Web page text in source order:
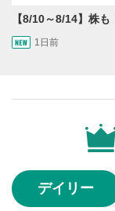
1日前
デイリー